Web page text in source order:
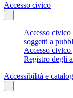
Accesso civico
Accesso civico
soggetti a
Accesso civico
Registro degli
Accessibilità e